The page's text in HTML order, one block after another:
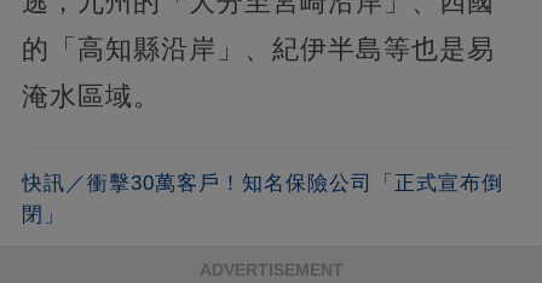
的「高知縣沿岸」、紀伊半島等也是易
淹水區域。
快訊／衝擊30萬客戶！知名保險公司「正式宣布倒
閉」
ADVERTISEMENT